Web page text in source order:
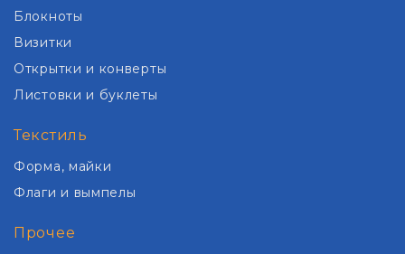
Блокноты
Визитки
Открытки и конверты
Листовки и буклеты
Текстиль
Форма, майки
Флаги и вымпелы
Прочее